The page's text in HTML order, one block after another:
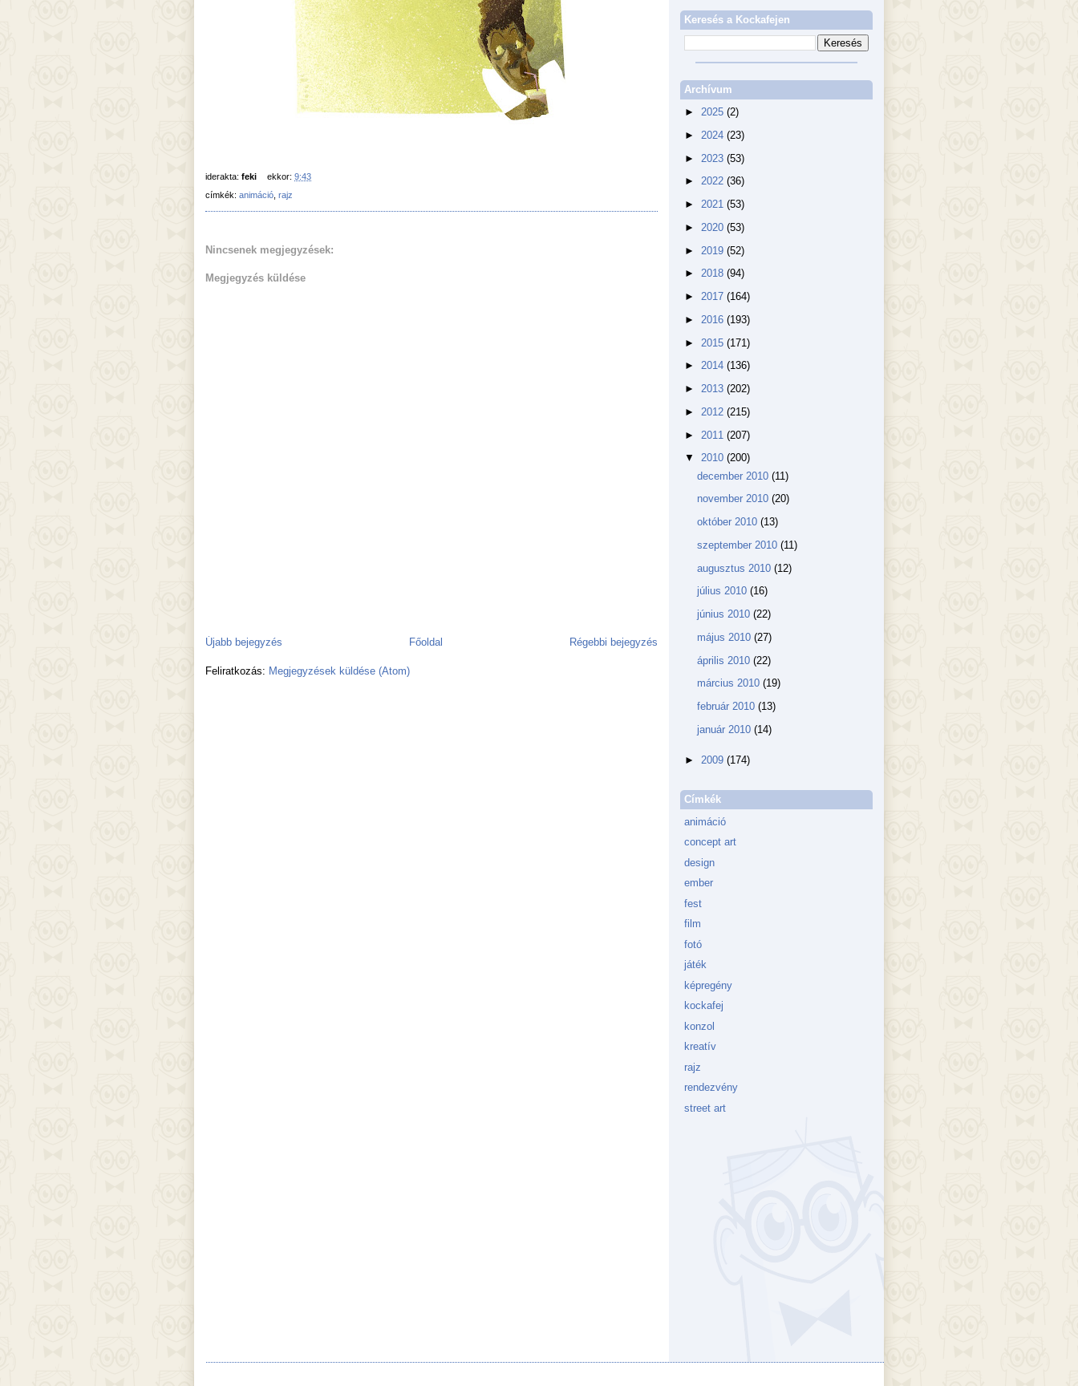
iderakta: feki ekkor: 9:43
címkék: animáció rajz
Nincsenek megjegyzések:
Megjegyzés küldése
Újabb bejegyzés Régebbi bejegyzés
Főoldal
Feliratkozás: Megjegyzések küldése (Atom)
Keresés a Kockafejen
Archívum
► 2025 (2)
► 2024 (23)
► 2023 (53)
► 2022 (36)
► 2021 (53)
► 2020 (53)
► 2019 (52)
► 2018 (94)
► 2017 (164)
► 2016 (193)
► 2015 (171)
► 2014 (136)
► 2013 (202)
► 2012 (215)
► 2011 (207)
▼ 2010 (200)
december 2010 (11)
november 2010 (20)
október 2010 (13)
szeptember 2010 (11)
augusztus 2010 (12)
július 2010 (16)
június 2010 (22)
május 2010 (27)
április 2010 (22)
március 2010 (19)
február 2010 (13)
január 2010 (14)
► 2009 (174)
Címkék
animáció
concept art
design
ember
fest
film
fotó
játék
képregény
kockafej
konzol
kreatív
rajz
rendezvény
street art